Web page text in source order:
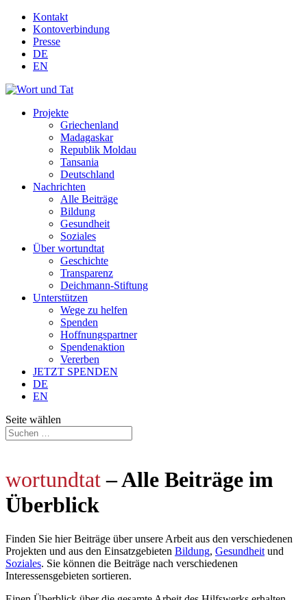
Kontakt
Kontoverbindung
Presse
DE
EN
Projekte
Griechenland
Madagaskar
Republik Moldau
Tansania
Deutschland
Nachrichten
Alle Beiträge
Bildung
Gesundheit
Soziales
Über wortundtat
Geschichte
Transparenz
Deichmann-Stiftung
Unterstützen
Wege zu helfen
Spenden
Hoffnungspartner
Spendenaktion
Vererben
JETZT SPENDEN
DE
EN
Seite wählen
wortundtat– Alle Beiträge im
Überblick
Finden Sie hier Beiträge über unsere Arbeit aus den verschiedenen
Projekten und aus den Einsatzgebieten Bildung, Gesundheit und
Soziales. Sie können die Beiträge nach verschiedenen
Interessensgebieten sortieren.